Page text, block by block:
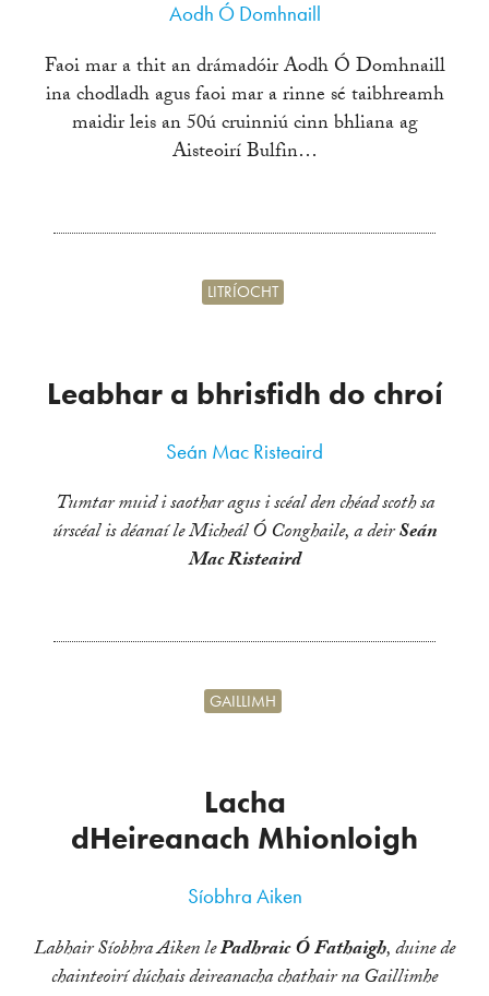
Aodh Ó Domhnaill
Faoi mar a thit an drámadóir Aodh Ó Domhnaill
ina chodladh agus faoi mar a rinne sé taibhreamh
maidir leis an 50ú cruinniú cinn bhliana ag
Aisteoirí Bulfin…
Leabhar a bhrisfidh do chroí
LITRÍOCHT
Seán Mac Risteaird
Tumtar muid i saothar agus i scéal den chéad scoth sa
úrscéal is déanaí le Micheál Ó Conghaile, a deirSeán
Mac Risteaird
Lacha
dHeireanach Mhionloigh
GAILLIMH
Síobhra Aiken
Labhair Síobhra Aiken lePadhraic Ó Fathaigh, duine de
chainteoirí dúchais deireanacha chathair na Gaillimhe